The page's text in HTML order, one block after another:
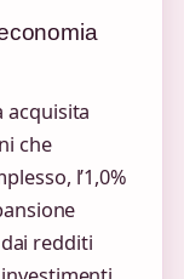
acquisita
che
l’1,0%
redditi